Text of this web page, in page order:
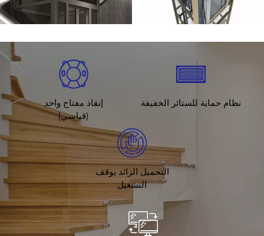
نظام حماية للستائر الخفيفة
إنقاذ مفتاح واحد
(قياسي)
التحميل الزائد يوقف
التشغيل